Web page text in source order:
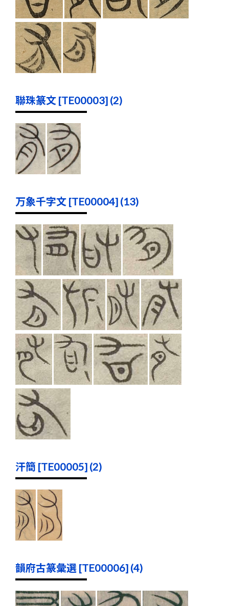
聯珠篆文 [TE00003] (2)
万象千字文 [TE00004] (13)
汗簡 [TE00005] (2)
韻府古篆彙選 [TE00006] (4)